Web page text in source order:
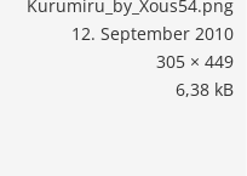
Kurumiru_by_Xous54.png
12. September 2010
305 × 449
6,38 kB